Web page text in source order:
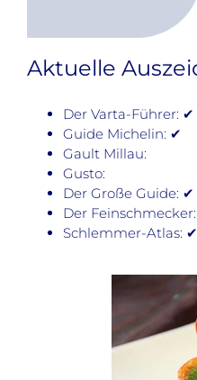
Aktuelle
Der Varta-Führer: ✔
Guide Michelin: ✔
Gault Millau:
Gusto:
Der Große Guide: ✔
Der
Schlemmer-Atlas: ✔